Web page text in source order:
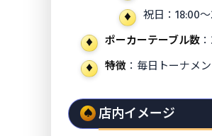
祝日：18:00
ポーカーテーブル数
特徴 ：毎日トーナメ
店内イメージ